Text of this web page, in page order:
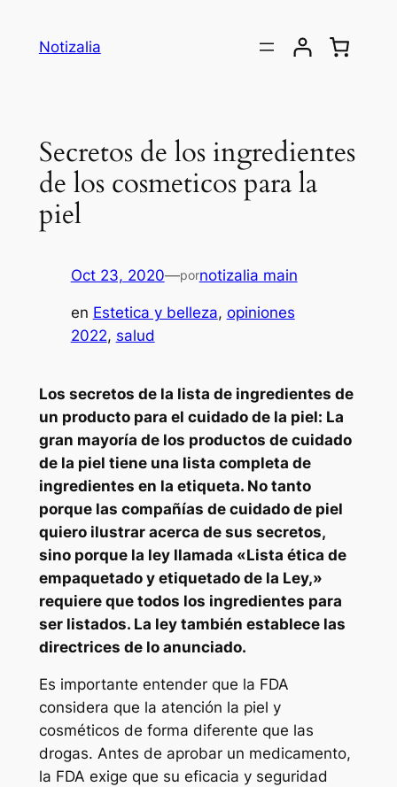
Notizalia
Secretos de los ingredientes
de los cosmeticos para la
piel
Oct 23, 2020—pornotizalia main
en Estetica y belleza, opiniones
2022, salud
Los secretos de la lista de ingredientes de
un producto para el cuidado de la piel: La
gran mayoría de los productos de cuidado
de la piel tiene una lista completa de
ingredientes en la etiqueta. No tanto
porque las compañías de cuidado de piel
quiero ilustrar acerca de sus secretos,
sino porque la ley llamada «Lista ética de
empaquetado y etiquetado de la Ley,»
requiere que todos los ingredientes para
ser listados. La ley también establece las
directrices de lo anunciado.
Es importante entender que la FDA
considera que la atención la piel y
cosméticos de forma diferente que las
drogas. Antes de aprobar un medicamento,
la FDA exige que su eficacia y seguridad